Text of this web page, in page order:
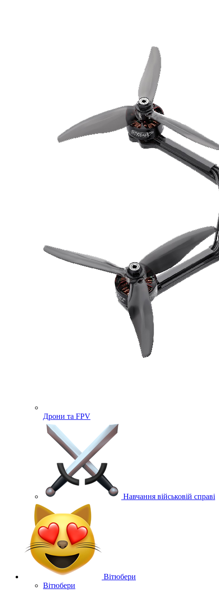
Дрони та FPV
Навчання військовій справі
Вітюбери
Вітюбери